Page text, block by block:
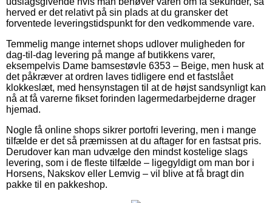
herved er det relativt på sin plads at du gransker det
forventede leveringstidspunkt for den vedkommende vare.
Temmelig mange internet shops udlover muligheden for
dag-til-dag levering på mange af butikkens varer,
eksempelvis Dame bamsestøvle 6353 – Beige, men husk at
det påkræver at ordren laves tidligere end et fastslået
klokkeslæt, med hensynstagen til at de højst sandsynligt kan
nå at få varerne fikset forinden lagermedarbejderne drager
hjemad.
Nogle få online shops sikrer portofri levering, men i mange
tilfælde er det så præmissen at du aftager for en fastsat pris.
Derudover kan man udvælge den mindst kostelige slags
levering, som i de fleste tilfælde – ligegyldigt om man bor i
Horsens, Nakskov eller Lemvig – vil blive at få bragt din
pakke til en pakkeshop.